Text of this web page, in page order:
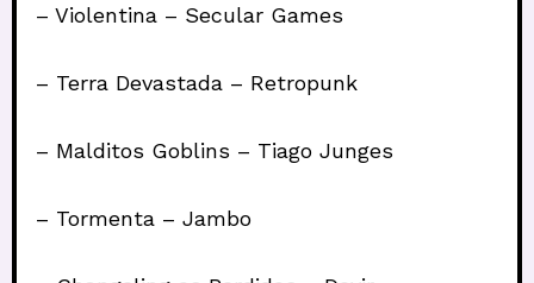
– Violentina – Secular Games
– Terra Devastada – Retropunk
– Malditos Goblins – Tiago Junges
– Tormenta – Jambo